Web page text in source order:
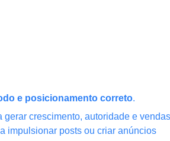
e posicionamento correto.
crescimento, autoridade e vendas
impulsionar posts ou criar anúncios